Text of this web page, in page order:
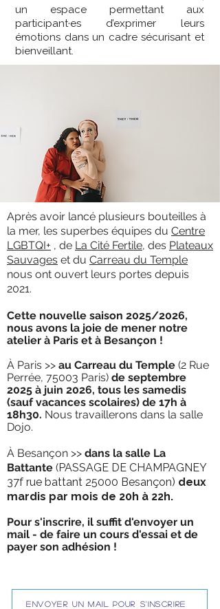
un espace permettant aux
participant·es d’exprimer leurs
émotions dans un cadre sécurisant et
bienveillant.
Après avoir lancé plusieurs bouteilles à
la mer, les superbes équipes du Centre
LGBTQI+ , de La Cité Fertile, des Plateaux
Sauvages et du Carreau du Temple
nous ont ouvert leurs portes depuis
2021.
Cette nouvelle saison 2025/2026,
nous avons la joie de mener notre
atelier à Paris et à Besançon !
À Paris >> au Carreau du Temple (2 Rue
Perrée, 75003 Paris) de septembre
2025 à juin 2026, tous les samedis
(sauf vacances scolaires) de 17h à
18h30. Nous travaillerons dans la salle
Dojo.
À Besançon >> dans la salle La
Battante (PASSAGE DE CHAMPAGNEY
37f rue battant 25000 Besançon) deux
mardis par mois de 20h à 22h.
Pour s'inscrire, il suffit d'envoyer un
mail - de faire un cours d'essai et de
payer son adhésion !
envoyer un mail pour s'inscrire